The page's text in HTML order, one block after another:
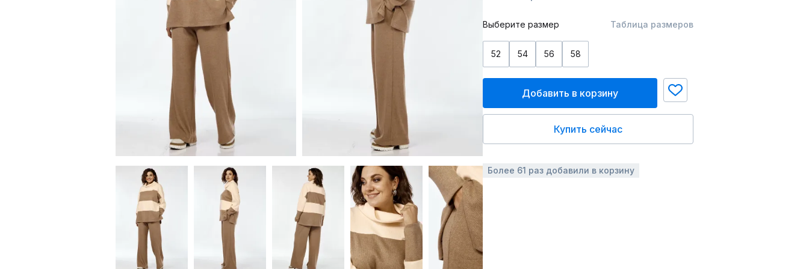
Выберите размер Таблица размеров
52 54 56 58
Добавить в корзину
Купить сейчас
Более 61 раз добавили в корзину